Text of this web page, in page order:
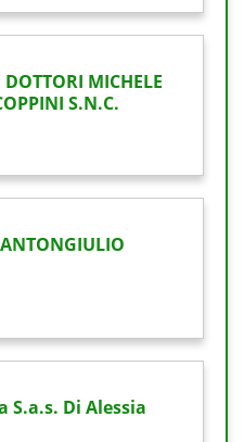
MICHELE
S.N.C.
S.a.s. Di Alessia